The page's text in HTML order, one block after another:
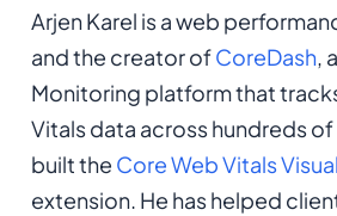
Arjen Karel is a web
and the creator ofCoreDash,
Monitoring platform that
Vitals data across hundreds of
built the Core Web Vitals
extension. He has helped